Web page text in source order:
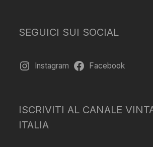
SEGUICI SUI SOCIAL
Instagram Facebook
ISCRIVITI AL CANALE
ITALIA